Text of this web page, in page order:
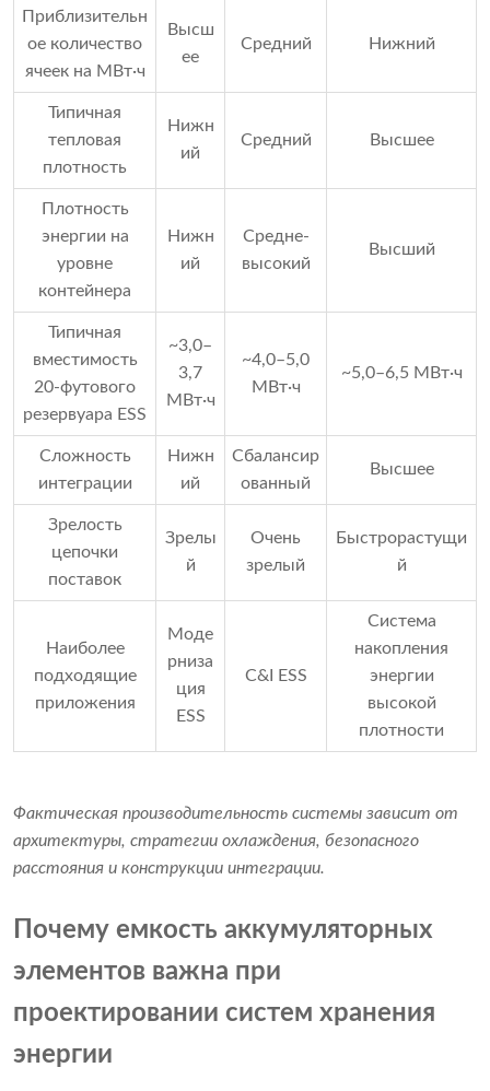
Приблизительн
ое количество
ячеек на МВт·ч
Высш
ее
Средний Нижний
Типичная
тепловая
плотность
Нижн
ий
Средний Высшее
Плотность
энергии на
уровне
контейнера
Нижн
ий
Средне-
высокий
Высший
Типичная
вместимость
20-футового
резервуара ESS
~3,0–
3,7
МВт·ч
~4,0–5,0
МВт·ч
~5,0–6,5 МВт·ч
Сложность
интеграции
Нижн
ий
Сбалансир
ованный
Высшее
Зрелость
цепочки
поставок
Зрелы
й
Очень
зрелый
Быстрорастущи
й
Наиболее
подходящие
приложения
Моде
рниза
ция
ESS
C&I ESS
Система
накопления
энергии
высокой
плотности
Фактическая производительность системы зависит от
архитектуры, стратегии охлаждения, безопасного
расстояния и конструкции интеграции.
Почему емкость аккумуляторных
элементов важна при
проектировании систем хранения
энергии